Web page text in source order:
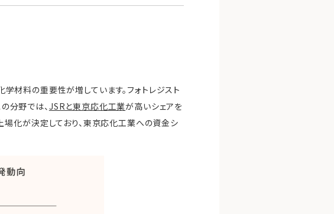
材料の重要性が増しています。フォトレジスト
分野では、JSRと東京応化工業が高いシェアを
場化が決定しており、東京応化工業への資金シ